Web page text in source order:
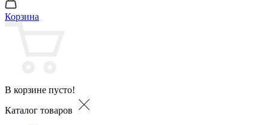
Корзина
В корзине пусто!
Каталог товаров